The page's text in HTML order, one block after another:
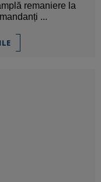
remaniere la
...